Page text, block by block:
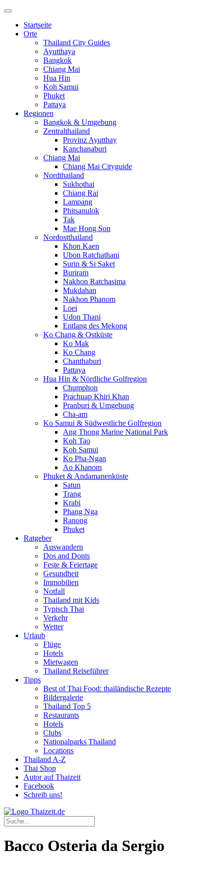
Startseite
Orte
Thailand City Guides
Ayutthaya
Bangkok
Chiang Mai
Hua Hin
Koh Samui
Phuket
Pattaya
Regionen
Bangkok & Umgebung
Zentralthailand
Provinz Ayutthay
Kanchanaburi
Chiang Mai
Chiang Mai Cityguide
Nordthailand
Sukhothai
Chiang Rai
Lampang
Phitsanulok
Tak
Mae Hong Son
Nordostthailand
Khon Kaen
Ubon Ratchathani
Surin & Si Saket
Buriram
Nakhon Ratchasima
Mukdahan
Nakhon Phanom
Loei
Udon Thani
Entlang des Mekong
Ko Chang & Ostküste
Ko Mak
Ko Chang
Chanthaburi
Pattaya
Hua Hin & Nördliche Golfregion
Chumphon
Prachuap Khiri Khan
Pranburi & Umgebung
Cha-am
Ko Samui & Südwestliche Golfregion
Ang Thong Marine National Park
Koh Tao
Koh Samui
Ko Pha-Ngan
Ao Khanom
Phuket & Andamanenküste
Satun
Trang
Krabi
Phang Nga
Ranong
Phuket
Ratgeber
Auswandern
Dos and Donts
Feste & Feiertage
Gesundheit
Immobilien
Notfall
Thailand mit Kids
Typisch Thai
Verkehr
Wetter
Urlaub
Flüge
Hotels
Mietwagen
Thailand Reiseführer
Tipps
Best of Thai Food: thailändische Rezepte
Bildergalerie
Thailand Top 5
Restaurants
Hotels
Clubs
Nationalparks Thailand
Locations
Thailand A-Z
Thai Shop
Autor auf Thaizeit
Facebook
Schreib uns!
Bacco Osteria da Sergio